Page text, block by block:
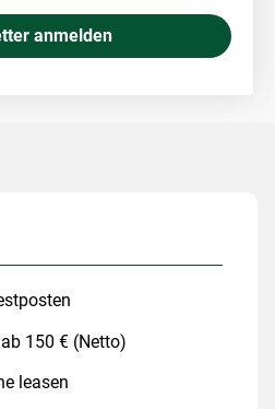
150 € (Netto)
leasen
anmelden